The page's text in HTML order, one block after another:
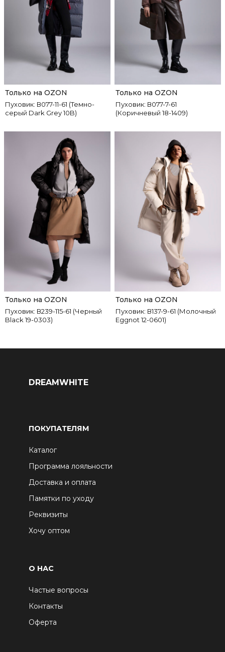
Пуховик: В077-11-61 (Темно-
серый Dark Grey 10B)
Только на OZON
Пуховик: В077-7-61
(Коричневый 18-1409)
Только на OZON
Пуховик: В239-115-61 (Черный
Black 19-0303)
Только на OZON
Пуховик: В137-9-61 (Молочный
Eggnot 12-0601)
Только на OZON
DREAMWHITE
ПОКУПАТЕЛЯМ
Каталог
Программа лояльности
Доставка и оплата
Памятки по уходу
Реквизиты
Хочу оптом
О НАС
Частые вопросы
Контакты
Оферта